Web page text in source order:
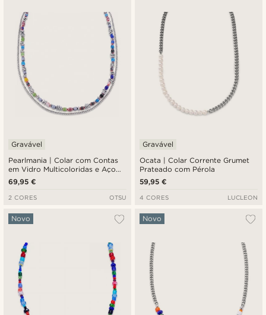
Pearlmania | Colar com Contas
em Vidro Multicoloridas e Aço
Inoxidável Spectrum
Gravável
69,95 €
2 CORES OTSU
Ocata | Colar Corrente Grumet
Prateado com Pérola
Gravável
59,95 €
4 CORES LUCLEON
Novo Novo